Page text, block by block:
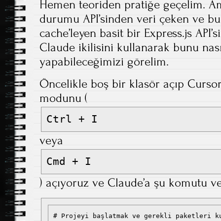
Hemen teoriden pratiğe geçelim.
durumu API’sinden veri çeken ve
cache’leyen basit bir Express.js
Claude ikilisini kullanarak bunu
yapabileceğimizi görelim.
Öncelikle boş bir klasör açıp
modunu (
Ctrl + I
veya
Cmd + I
) açıyoruz ve Claude’a şu komutu
# Projeyi başlatmak ve gerekli paketleri